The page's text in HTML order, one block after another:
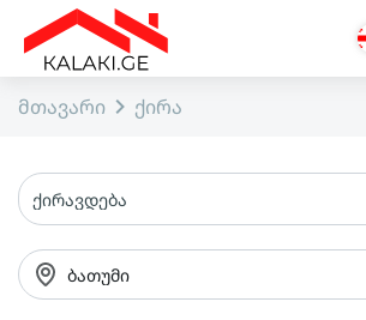
მთავარი ქირა
ქირავდება
ბათუმი